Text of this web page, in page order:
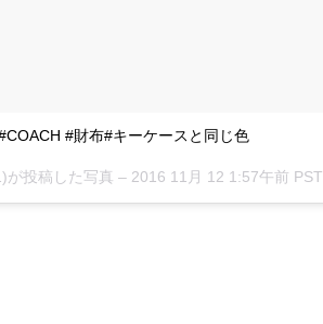
#財布#キーケースと同じ色
が投稿した写真 – 2016 11月 12 1:57午前 PST